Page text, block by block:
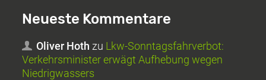
Neueste Kommentare
Oliver Hoth zu Lkw-Sonntagsfahrverbot:
Verkehrsminister erwägt Aufhebung wegen
Niedrigwassers